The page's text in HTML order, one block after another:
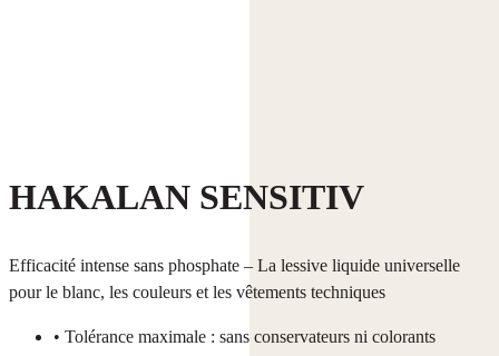
HAKALAN SENSITIV
Efficacité intense sans phosphate – La lessive liquide universelle
pour le blanc, les couleurs et les vêtements techniques
• Tolérance maximale : sans conservateurs ni colorants